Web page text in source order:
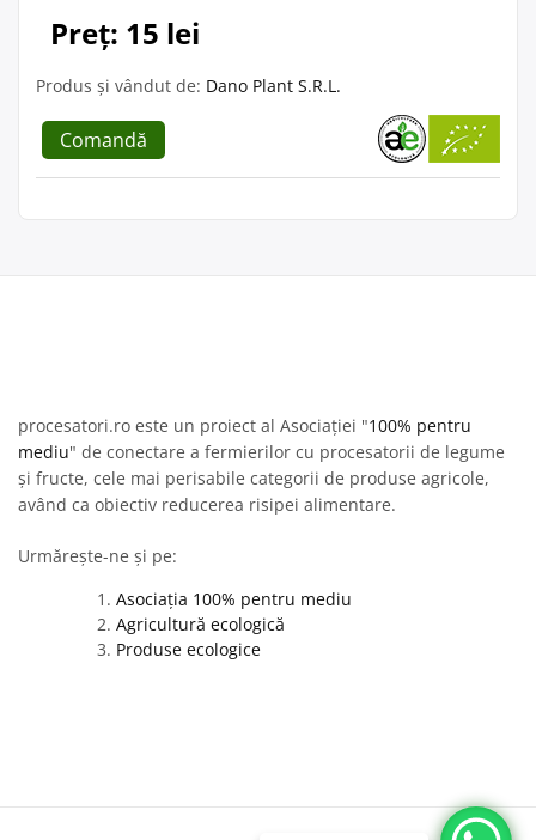
Preț: 15 lei
Produs și vândut de: Dano Plant S.R.L.
Comandă
procesatori.ro este un proiect al Asociației "100% pentru
mediu" de conectare a fermierilor cu procesatorii de legume
și fructe, cele mai perisabile categorii de produse agricole,
având ca obiectiv reducerea risipei alimentare.
Urmărește-ne și pe:
Asociația 100% pentru mediu
Agricultură ecologică
Produse ecologice